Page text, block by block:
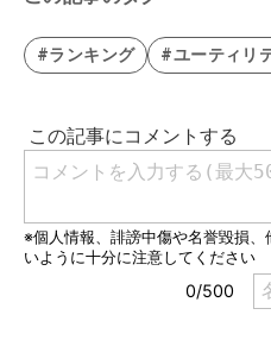
#ランキング #ユーティリ